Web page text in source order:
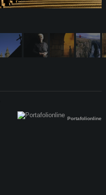
Portafolionline